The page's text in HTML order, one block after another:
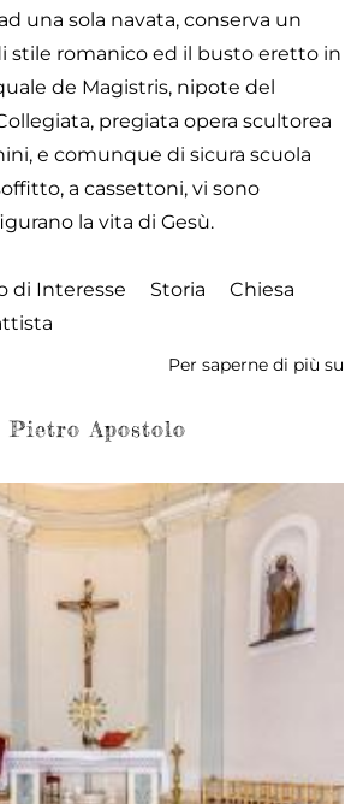
una sola navata, conserva un
stile romanico ed il busto eretto in
de Magistris, nipote del
pregiata opera scultorea
e comunque di sicura scuola
a cassettoni, vi sono
la vita di Gesù.
di Interesse Storia
Chiesa
Per saperne di più su
Pietro Apostolo